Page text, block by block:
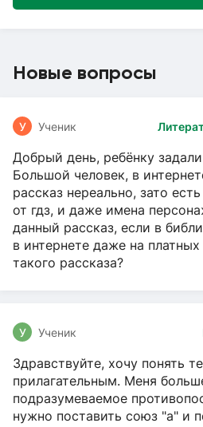
Новые вопросы
У Ученик
Добрый день, ребёнку
Большой человек, в
рассказ нереально, зато
от гдз, и даже имена
данный рассказ, если в
в интернете даже на
такого рассказа?
У Ученик
Здравствуйте, хочу понять
прилагательным. Меня
подразумеваемое
нужно поставить союз "а" и